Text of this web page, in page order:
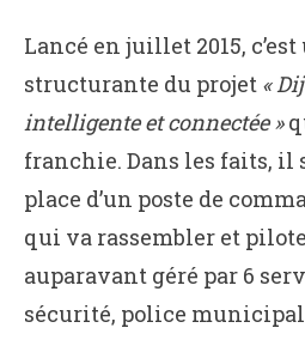
Lancé en juillet 2015,
structurante du projet «
intelligente et connectée »
franchie. Dans les faits, il
place d’un poste de
qui va rassembler et
auparavant géré par 6
sécurité, police